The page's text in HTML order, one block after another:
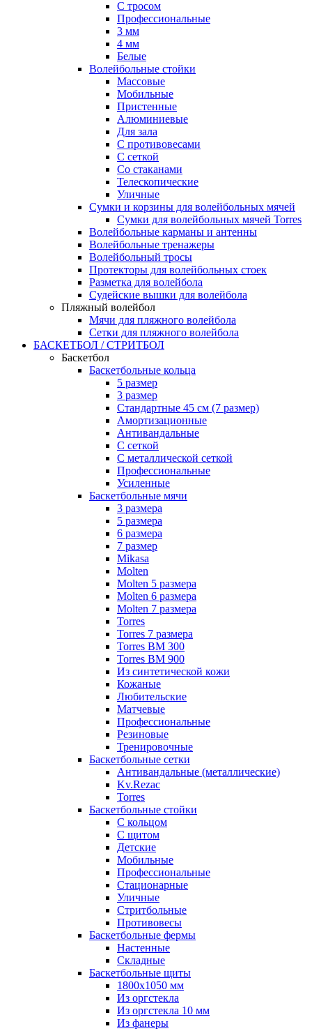
C тросом
Профессиональные
3 мм
4 мм
Белые
Волейбольные стойки
Массовые
Мобильные
Пристенные
Алюминиевые
Для зала
С противовесами
С сеткой
Со стаканами
Телескопические
Уличные
Сумки и корзины для волейбольных мячей
Сумки для волейбольных мячей Torres
Волейбольные карманы и антенны
Волейбольные тренажеры
Волейбольный тросы
Протекторы для волейбольных стоек
Разметка для волейбола
Судейские вышки для волейбола
Пляжный волейбол
Мячи для пляжного волейбола
Сетки для пляжного волейбола
БАСКЕТБОЛ / СТРИТБОЛ
Баскетбол
Баскетбольные кольца
5 размер
3 размер
Стандартные 45 см (7 размер)
Амортизационные
Антивандальные
С сеткой
С металлической сеткой
Профессиональные
Усиленные
Баскетбольные мячи
3 размера
5 размера
6 размера
7 размер
Mikasa
Molten
Molten 5 размера
Molten 6 размера
Molten 7 размера
Torres
Torres 7 размера
Torres BM 300
Torres BM 900
Из синтетической кожи
Кожаные
Любительские
Матчевые
Профессиональные
Резиновые
Тренировочные
Баскетбольные сетки
Антивандальные (металлические)
Kv.Rezac
Torres
Баскетбольные стойки
С кольцом
С щитом
Детские
Мобильные
Профессиональные
Стационарные
Уличные
Стритбольные
Противовесы
Баскетбольные фермы
Настенные
Складные
Баскетбольные щиты
1800х1050 мм
Из оргстекла
Из оргстекла 10 мм
Из фанеры